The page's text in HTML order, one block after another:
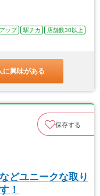
ップ 駅チカ
店舗数30以上
に興味がある
保存する
どユニークな取り
！